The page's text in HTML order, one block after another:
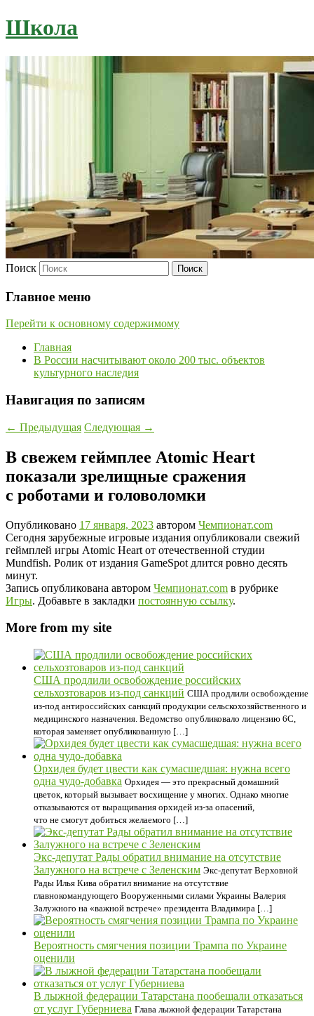
Школа
Поиск
Главное меню
Перейти к основному содержимому
Главная
В России насчитывают около 200 тыс. объектов
культурного наследия
Навигация по записям
← Предыдущая Следующая →
В свежем геймплее Atomic Heart
показали зрелищные сражения
с роботами и головоломки
Опубликовано 17 января, 2023 автором Чемпионат.com
Сегодня зарубежные игровые издания опубликовали свежий
геймплей игры Atomic Heart от отечественной студии
Mundfish. Ролик от издания GameSpot длится ровно десять
минут.
Запись опубликована автором Чемпионат.com в рубрике
Игры. Добавьте в закладки постоянную ссылку.
More from my site
США продлили освобождение российских
сельхозтоваров из-под санкций США продлили освобождение
из-под антироссийских санкций продукции сельскохозяйственного и
медицинского назначения. Ведомство опубликовало лицензию 6С,
которая заменяет опубликованную […]
Орхидея будет цвести как сумасшедшая: нужна всего
одна чудо-добавка Орхидея — это прекрасный домашний
цветок, который вызывает восхищение у многих. Однако многие
отказываются от выращивания орхидей из-за опасений,
что не смогут добиться желаемого […]
Экс-депутат Рады обратил внимание на отсутствие
Залужного на встрече с Зеленским Экс-депутат Верховной
Рады Илья Кива обратил внимание на отсутствие
главнокомандующего Вооруженными силами Украины Валерия
Залужного на «важной встрече» президента Владимира […]
Вероятность смягчения позиции Трампа по Украине
оценили
В лыжной федерации Татарстана пообещали отказаться
от услуг Губерниева Глава лыжной федерации Татарстана